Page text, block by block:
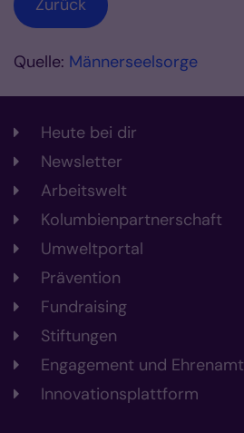
Zurück
Quelle: Männerseelsorge
Heute bei dir
Newsletter
Arbeitswelt
Kolumbienpartnerschaft
Umweltportal
Prävention
Fundraising
Stiftungen
Engagement und Ehrenamt
Innovationsplattform